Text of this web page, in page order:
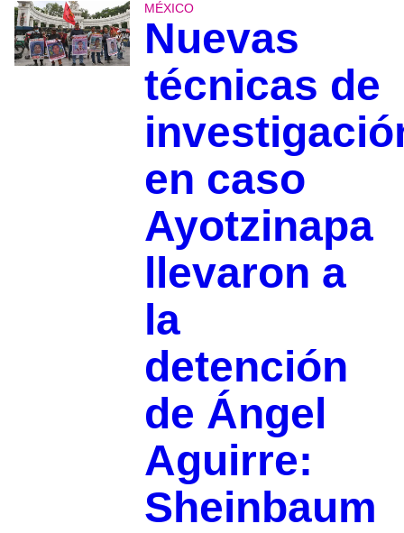
MÉXICO
Nuevas
técnicas de
en caso
Ayotzinapa
llevaron a
la
detención
de Ángel
Aguirre:
Sheinbaum